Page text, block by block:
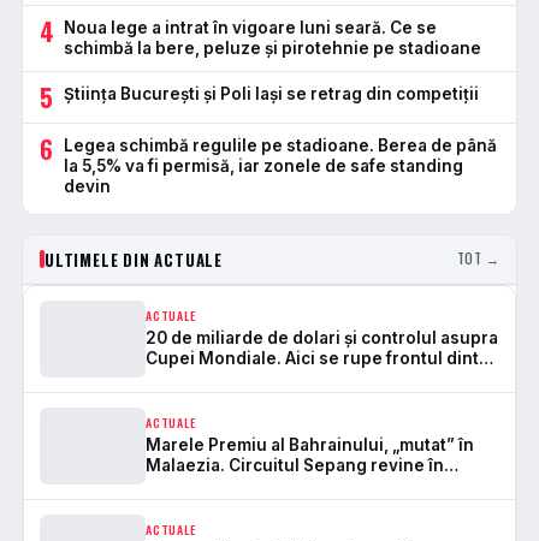
4
Noua lege a intrat în vigoare luni seară. Ce se
schimbă la bere, peluze și pirotehnie pe stadioane
5 Știința București și Poli Iași se retrag din competiții
6
Legea schimbă regulile pe stadioane. Berea de până
la 5,5% va fi permisă, iar zonele de safe standing
devin
ULTIMELE DIN ACTUALE TOT →
ACTUALE
20 de miliarde de dolari și controlul asupra
Cupei Mondiale. Aici se rupe frontul dintre
ACTUALE
Marele Premiu al Bahrainului, „mutat” în
Malaezia. Circuitul Sepang revine în
ACTUALE